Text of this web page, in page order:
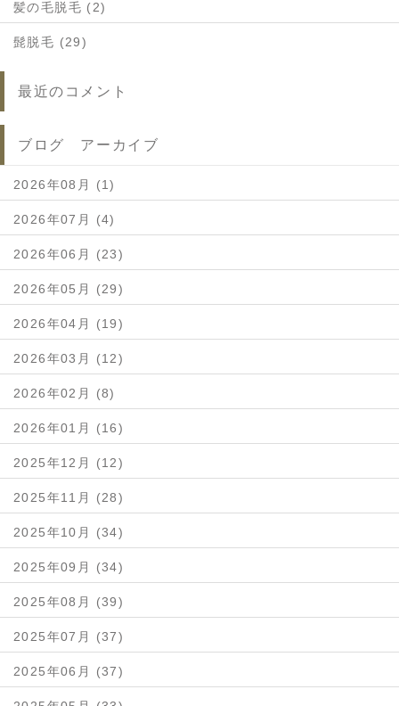
髪の毛脱毛 (2)
髭脱毛 (29)
最近のコメント
ブログ アーカイブ
2026年08月 (1)
2026年07月 (4)
2026年06月 (23)
2026年05月 (29)
2026年04月 (19)
2026年03月 (12)
2026年02月 (8)
2026年01月 (16)
2025年12月 (12)
2025年11月 (28)
2025年10月 (34)
2025年09月 (34)
2025年08月 (39)
2025年07月 (37)
2025年06月 (37)